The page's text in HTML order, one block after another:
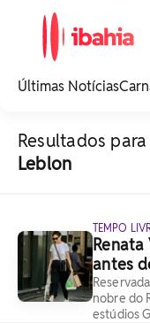
noticias e
Últimas Notícias
Resultados
Leblon
TEMPO
Renata
antes
nobre do
estúdios